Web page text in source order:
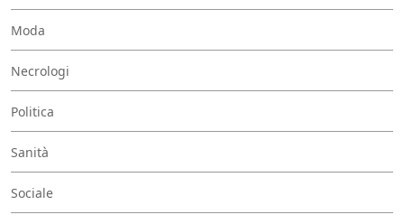
Moda
Necrologi
Politica
Sanità
Sociale